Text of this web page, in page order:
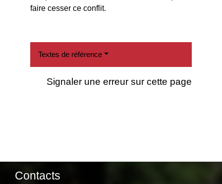
faire cesser ce conflit.
Textes de référence
Signaler une erreur sur cette page
Contacts